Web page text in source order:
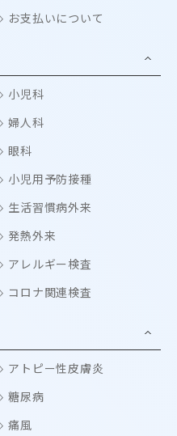
お支払いについて
小児科
婦人科
眼科
小児用予防接種
生活習慣病外来
発熱外来
アレルギー検査
コロナ関連検査
アトピー性皮膚炎
糖尿病
痛風